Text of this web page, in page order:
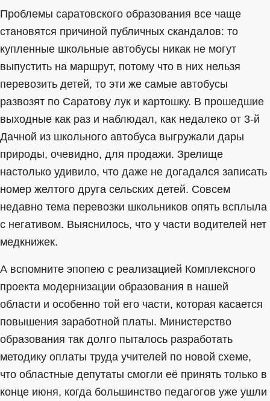
Проблемы саратовского образования все чаще
становятся причиной публичных скандалов: то
купленные школьные автобусы никак не могут
выпустить на маршрут, потому что в них нельзя
перевозить детей, то эти же самые автобусы
развозят по Саратову лук и картошку. В прошедшие
выходные как раз и наблюдал, как недалеко от 3-й
Дачной из школьного автобуса выгружали дары
природы, очевидно, для продажи. Зрелище
настолько удивило, что даже не догадался записать
номер желтого друга сельских детей. Совсем
недавно тема перевозки школьников опять всплыла
с негативом. Выяснилось, что у части водителей нет
медкнижек.
А вспомните эпопею с реализацией Комплексного
проекта модернизации образования в нашей
области и особенно той его части, которая касается
повышения заработной платы. Министерство
образования так долго пыталось разработать
методику оплаты труда учителей по новой схеме,
что областные депутаты смогли её принять только в
конце июня, когда большинство педагогов уже ушли